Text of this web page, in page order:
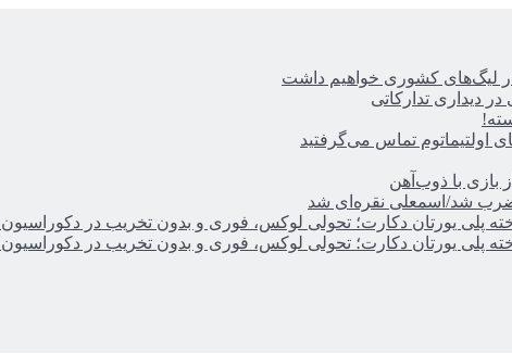
در لیگ‌های کشوری خواهیم داشت
دیداری تدارکاتی
اولتیماتوم تماس می‌گرفتید
بازی با ذوب‌آهن
ضرب شد/اسمعلی نقره‌ای شد
پلی یورتان دکارت؛ تحولی لوکس، فوری و بدون تخریب در
پلی یورتان دکارت؛ تحولی لوکس، فوری و بدون تخریب در